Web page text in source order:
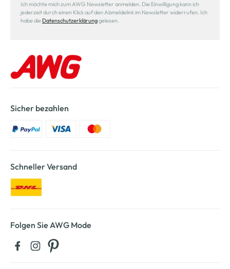
Ich möchte mich zum AWG Newsletter anmelden. Die Einwilligung kann ich
jederzeit durch einen Klick auf den Abmeldelink im Newsletter widerrufen. Ich
habe die Datenschutzerklärunggelesen.
Sicher bezahlen
Schneller Versand
Folgen Sie AWG Mode